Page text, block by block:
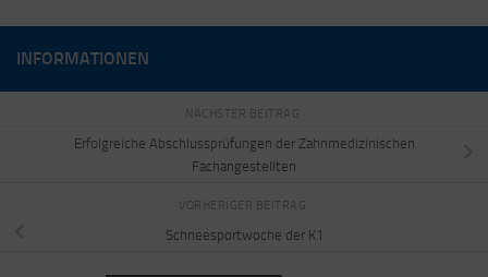
INFORMATIONEN
NÄCHSTER BEITRAG
Erfolgreiche Abschlussprüfungen der Zahnmedizinischen
Fachangestellten
VORHERIGER BEITRAG
Schneesportwoche der K1